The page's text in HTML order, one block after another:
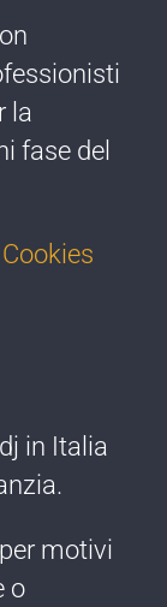
la
fase del
Cookies
​in Italia
motivi
o